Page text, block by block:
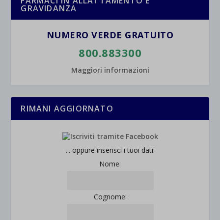
GRAVIDANZA
NUMERO VERDE GRATUITO
800.883300
Maggiori informazioni
RIMANI AGGIORNATO
... oppure inserisci i tuoi dati:
Nome:
Cognome:
wpc*